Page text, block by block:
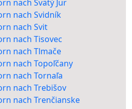
nach Svätý Jur
nach Svidník
nach Svit
nach Tisovec
nach Tlmače
nach Topoľčany
nach Tornaľa
nach Trebišov
nach Trenčianske